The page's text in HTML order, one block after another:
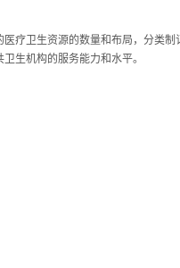
疗卫生资源的数量和布局，分类制
生机构的服务能力和水平。